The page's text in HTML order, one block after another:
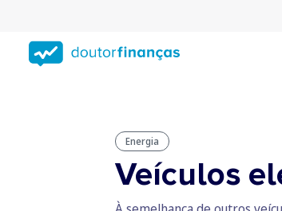
conteúdo
principal
Energia
Veículos